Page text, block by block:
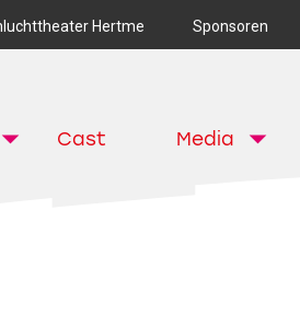
Hertme Sponsoren
Cast Media